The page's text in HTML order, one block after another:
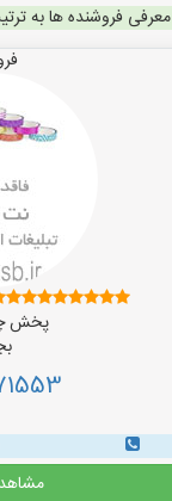
معرفی فروشنده ها به
پخش